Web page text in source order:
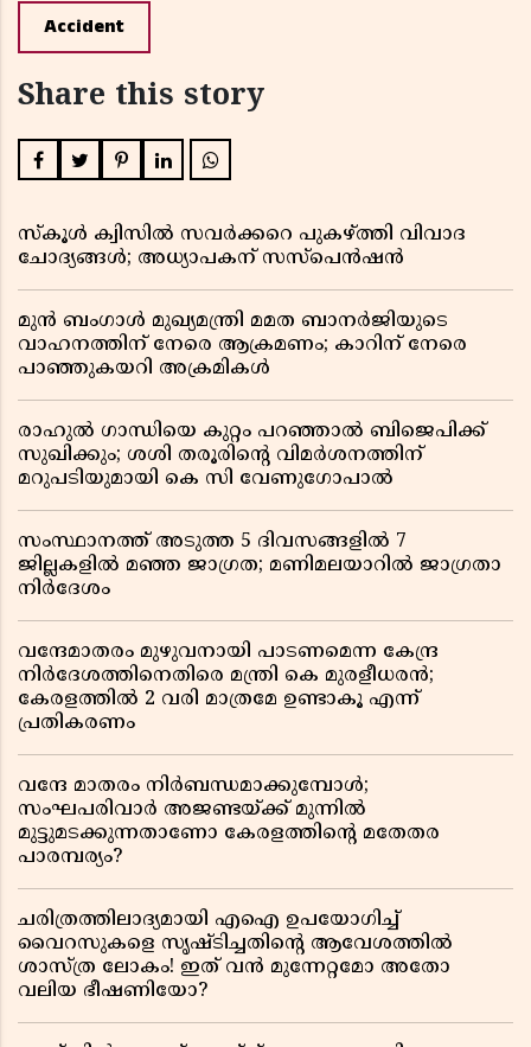
Accident
Share this story
സ്കൂൾ ക്വിസിൽ സവർക്കറെ പുകഴ്ത്തി വിവാദ
ചോദ്യങ്ങൾ; അധ്യാപകന് സസ്പെൻഷൻ
മുൻ ബംഗാൾ മുഖ്യമന്ത്രി മമത ബാനർജിയുടെ
വാഹനത്തിന് നേരെ ആക്രമണം; കാറിന് നേരെ
പാഞ്ഞുകയറി അക്രമികൾ
രാഹുൽ ഗാന്ധിയെ കുറ്റം പറഞ്ഞാൽ ബിജെപിക്ക്
സുഖിക്കും; ശശി തരൂരിന്റെ വിമർശനത്തിന്
മറുപടിയുമായി കെ സി വേണുഗോപാൽ
സംസ്ഥാനത്ത് അടുത്ത 5 ദിവസങ്ങളിൽ 7
ജില്ലകളിൽ മഞ്ഞ ജാഗ്രത; മണിമലയാറിൽ ജാഗ്രതാ
നിർദേശം
വന്ദേമാതരം മുഴുവനായി പാടണമെന്ന കേന്ദ്ര
നിർദേശത്തിനെതിരെ മന്ത്രി കെ മുരളീധരൻ;
കേരളത്തിൽ 2 വരി മാത്രമേ ഉണ്ടാകൂ എന്ന്
പ്രതികരണം
വന്ദേ മാതരം നിർബന്ധമാക്കുമ്പോൾ;
സംഘപരിവാർ അജണ്ടയ്ക്ക് മുന്നിൽ
മുട്ടുമടക്കുന്നതാണോ കേരളത്തിന്റെ മതേതര
പാരമ്പര്യം?
ചരിത്രത്തിലാദ്യമായി എഐ ഉപയോഗിച്ച്
വൈറസുകളെ സൃഷ്ടിച്ചതിന്റെ ആവേശത്തിൽ
ശാസ്ത്ര ലോകം! ഇത് വൻ മുന്നേറ്റമോ അതോ
വലിയ ഭീഷണിയോ?